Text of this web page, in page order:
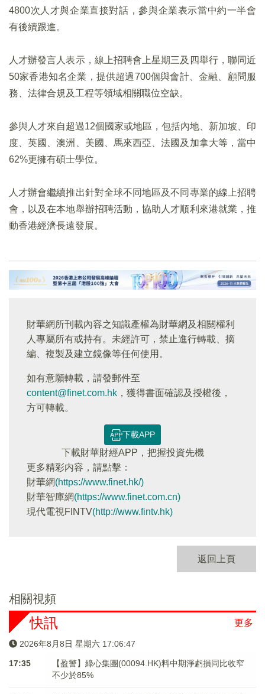
4800次人才與企業直接對話，參與企業表示當中約一半會
有後續跟進。
人才辦發言人表示，線上招聘會上星期三及四舉行，聯同近
50家香港知名企業，提供超過700個與會計、金融、顧問服
務、法律合規及工程等領域相關職位空缺。
參與人才來自超過12個國家或地區，包括內地、新加坡、印
度、英國、澳洲、美國、馬來西亞、法國及加拿大等，當中
62%更擁有碩士學位。
人才辦會繼續推出針對全球不同地區及不同專業的線上招聘
會，以及在本地舉辦招聘活動，協助人才順利來港就業，推
動香港經濟長遠發展。
財華網所刊載內容之知識產權為財華網及相關權利
人專屬所有或持有。未經許可，禁止進行轉載、摘
編、複製及建立鏡像等任何使用。
如有意願轉載，請發郵件至
content@finet.com.hk ，獲得書面確認及授權後，
方可轉載。
下載APP
下載財華財經APP，把握投資先機
更多精彩内容，請點擊：
財華網(https://www.finet.hk/)
財華智庫網(https://www.finet.com.cn)
現代電視FINTV(http://www.fintv.hk)
返回上頁
相關視頻
更多
快訊
2026年8月8日 星期六 17:06:47
17:35
【盈警】綠心集團(00094.HK)料中期淨虧損同比收窄
不少於85%